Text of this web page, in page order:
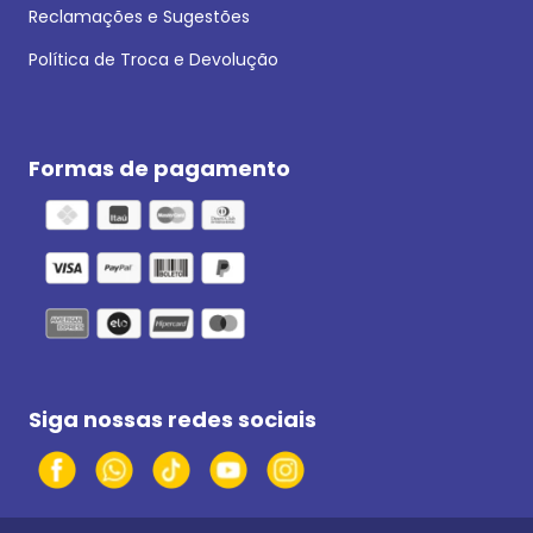
Reclamações e Sugestões
Política de Troca e Devolução
Formas de pagamento
Siga nossas redes sociais